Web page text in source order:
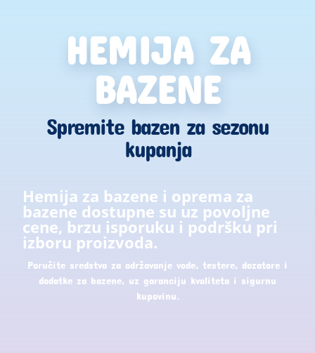
HEMIJA ZA
BAZENE
Spremite bazen za sezonu
kupanja
Hemija za bazene i oprema za
bazene dostupne su uz povoljne
cene, brzu isporuku i podršku pri
izboru proizvoda.
Poručite sredstva za održavanje vode, testere, dozatore i
dodatke za bazene, uz garanciju kvaliteta i sigurnu
kupovinu.